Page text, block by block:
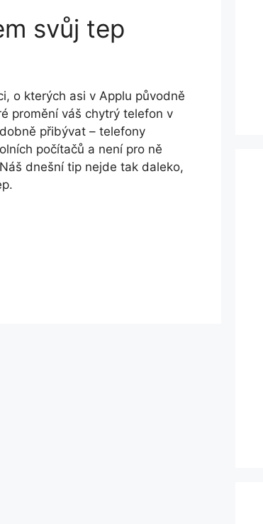
svůj tep
o kterých asi v Applu původně
promění váš chytrý telefon v
přibývat – telefony
počítačů a není pro ně
dnešní tip nejde tak daleko,